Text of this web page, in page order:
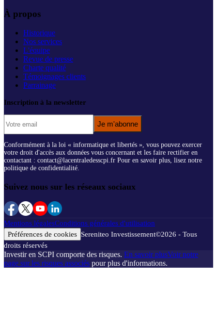
À propos
Historique
Nos services
L'équipe
Revue de presse
Charte qualité
Témoignages clients
Parrainage
Inscription à la newsletter
Je m'abonne
Conformément à la loi « informatique et libertés », vous pouvez exercer
votre droit d'accès aux données vous concernant et les faire rectifier en
contactant : contact@lacentraledesscpi.fr Pour en savoir plus, lisez notre
politique de confidentialité.
Suivez nous sur les réseaux sociaux
Mentions légalesConditions générales d'utilisation
Préférences de cookies Sereniteo Investissement©2026 - Tous
droits réservés
Investir en SCPI comporte des risques. En savoir plusVoir notre
page sur les risques associés pour plus d'informations.